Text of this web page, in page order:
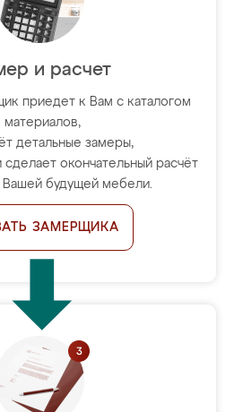
и расчет
приедет к Вам с каталогом
материалов,
детальные замеры,
сделает окончательный расчёт
Вашей будущей мебели.
ЗАМЕРЩИКА